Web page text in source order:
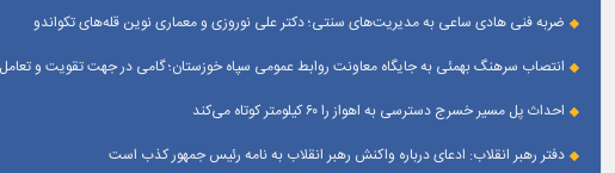
ضربه فنی هادی ساعی به مدیریت‌های سنتی؛ دکتر علی نوروزی و معماری نوین قله‌های تکواندو
انتصاب سرهنگ بهمئی به جایگاه معاونت روابط عمومی سپاه خوزستان؛ گامی در جهت تقویت و تعامل
احداث پل مسیر خسرج دسترسی به اهواز را ۶۰ کیلومتر کوتاه می‌کند
دفتر رهبر انقلاب: ادعای درباره واکنش رهبر انقلاب به نامه رئیس جمهور کذب است